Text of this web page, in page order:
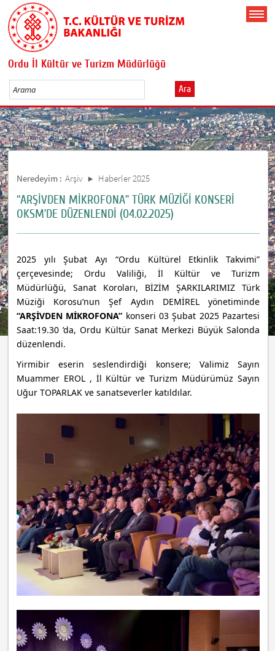
Ordu İl Kültür ve Turizm Müdürlüğü
Ara
Neredeyim : Arşiv Haberler 2025
“ARŞİVDEN MİKROFONA” TÜRK MÜZİĞİ KONSERİ
OKSM’DE DÜZENLENDİ (04.02.2025)
2025 yılı Şubat Ayı “Ordu Kültürel Etkinlik Takvimi”
çerçevesinde;Ordu Valiliği, İl Kültür ve Turizm
Müdürlüğü, Sanat Koroları, BİZİM ŞARKILARIMIZ Türk
Müziği Korosu’nun Şef Aydın DEMİREL yönetiminde
“ARŞİVDEN MİKROFONA” konseri 03 Şubat 2025 Pazartesi
Saat:19.30 ’da, Ordu Kültür Sanat Merkezi Büyük Salonda
düzenlendi.
Yirmibir eserin seslendirdiği konsere; Valimiz Sayın
Muammer EROL , İl Kültür ve Turizm Müdürümüz Sayın
Uğur TOPARLAK ve sanatseverler katıldılar.